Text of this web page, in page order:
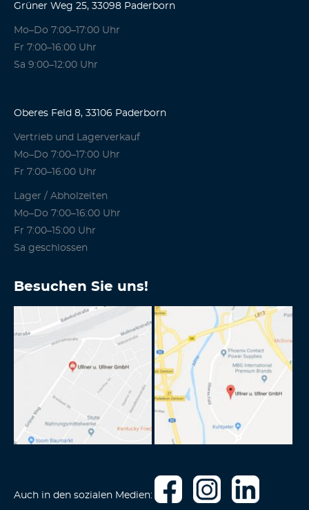
Grüner Weg 25, 33098 Paderborn
Mo–Do 7:00–17:00 Uhr
Fr 7:00–16:00 Uhr
Sa 9:00–12:00 Uhr
Oberes Feld 8, 33106 Paderborn
Vertrieb und Lagerverkauf
Mo–Do 7:00–17:00 Uhr
Fr 7:00–16:00 Uhr
Lager / Abholzeiten
Mo–Do 7:00–16:00 Uhr
Fr 7:00–15:00 Uhr
Sa geschlossen
Besuchen Sie uns!
Auch in den sozialen Medien: